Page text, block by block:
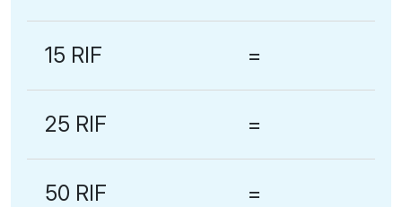
15 RIF =
25 RIF =
50 RIF =